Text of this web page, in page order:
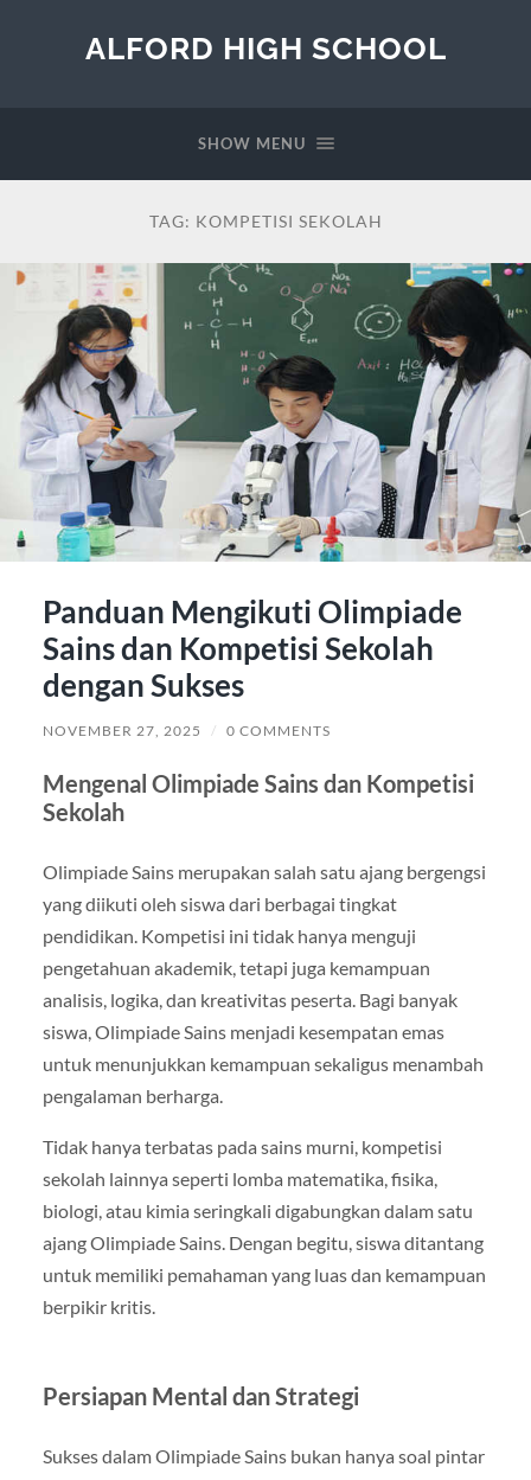
ALFORD HIGH SCHOOL
SHOW MENU
TAG: KOMPETISI SEKOLAH
Panduan Mengikuti Olimpiade
Sains dan Kompetisi Sekolah
dengan Sukses
NOVEMBER 27, 2025 / 0 COMMENTS
Mengenal Olimpiade Sains dan Kompetisi
Sekolah
Olimpiade Sains merupakan salah satu ajang bergengsi
yang diikuti oleh siswa dari berbagai tingkat
pendidikan. Kompetisi ini tidak hanya menguji
pengetahuan akademik, tetapi juga kemampuan
analisis, logika, dan kreativitas peserta. Bagi banyak
siswa, Olimpiade Sains menjadi kesempatan emas
untuk menunjukkan kemampuan sekaligus menambah
pengalaman berharga.
Tidak hanya terbatas pada sains murni, kompetisi
sekolah lainnya seperti lomba matematika, fisika,
biologi, atau kimia seringkali digabungkan dalam satu
ajang Olimpiade Sains. Dengan begitu, siswa ditantang
untuk memiliki pemahaman yang luas dan kemampuan
berpikir kritis.
Persiapan Mental dan Strategi
Sukses dalam Olimpiade Sains bukan hanya soal pintar